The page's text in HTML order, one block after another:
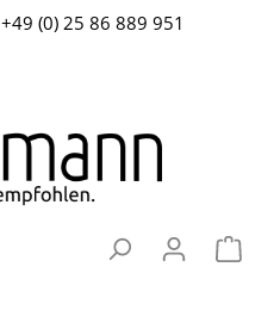
+49 (0) 25 86 889 951